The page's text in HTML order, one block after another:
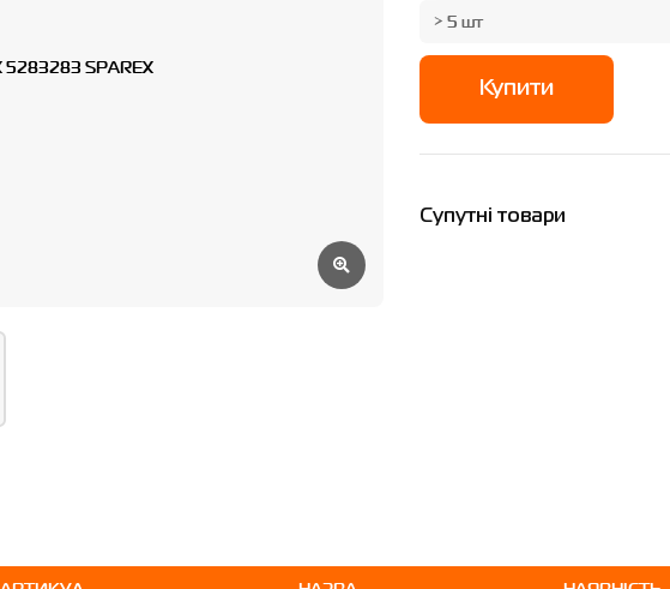
> 5 шт
Купити
Супутні товари